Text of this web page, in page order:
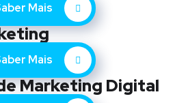
Mais
Mais
Marketing Digital